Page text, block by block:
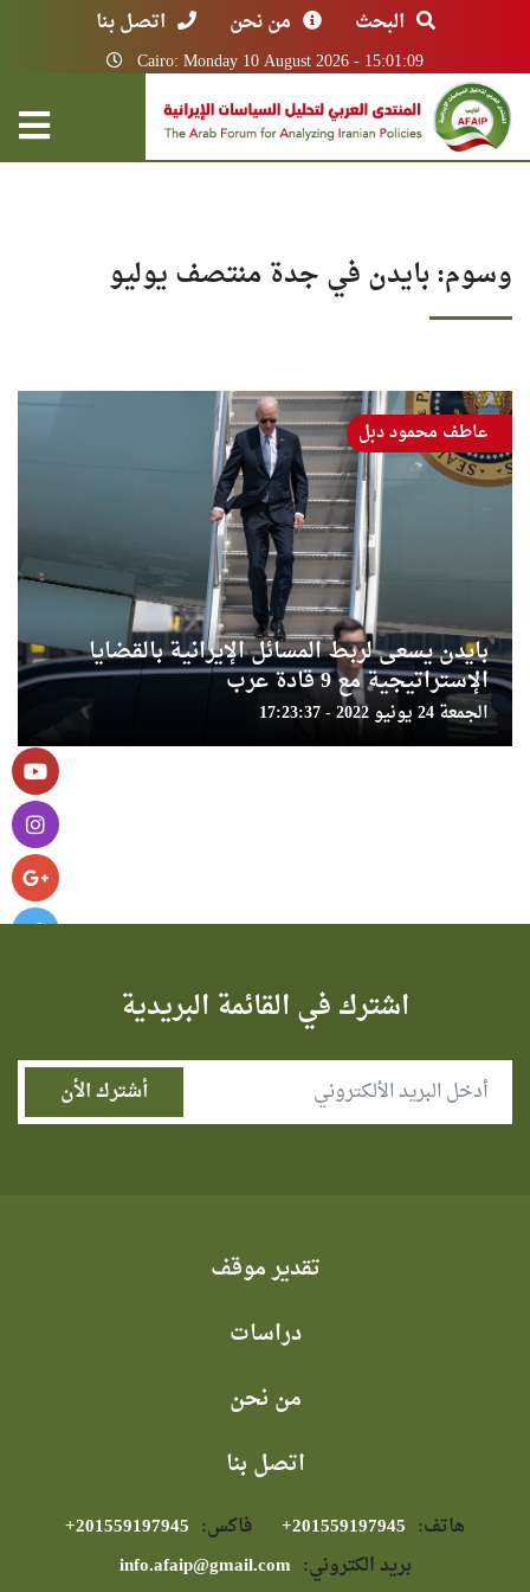
البحث من نحن اتصل بنا
Cairo: Monday 10 August 2026 - 15:01:09
وسوم: بايدن في جدة منتصف يوليو
بايدن يسعى لربط المسائل الإيرانية بالقضايا
الإستراتيجية مع 9 قادة عرب
الجمعة 24 يونيو 2022 - 17:23:37
عاطف محمود دبل
اشترك في القائمة البريدية
تقدير موقف
دراسات
من نحن
اتصل بنا
هاتف: فاكس:
بريد الكتروني: info.afaip@gmail.com